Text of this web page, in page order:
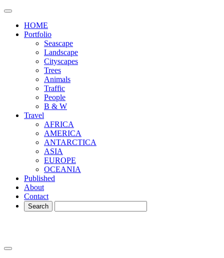
HOME
Portfolio
Seascape
Landscape
Cityscapes
Trees
Animals
Traffic
People
B & W
Travel
AFRICA
AMERICA
ANTARCTICA
ASIA
EUROPE
OCEANIA
Published
About
Contact